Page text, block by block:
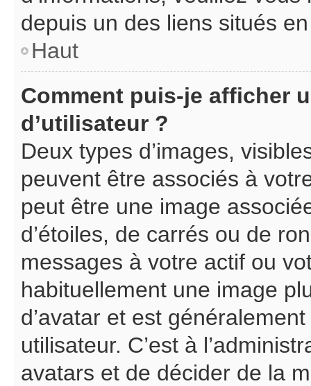
depuis un des liens situés
Haut
Comment puis-je afficher
d’utilisateur ?
Deux types d’images,
peuvent être associés à
peut être une image
d’étoiles, de carrés ou de
messages à votre actif ou
habituellement une image
d’avatar et est
utilisateur. C’est à
avatars et de décider de la